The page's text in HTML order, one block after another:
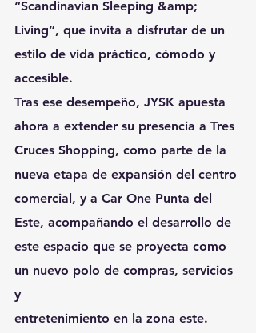
“Scandinavian Sleeping &amp;
Living”, que invita a disfrutar de un
estilo de vida práctico, cómodo y
accesible.
Tras ese desempeño, JYSK apuesta
ahora a extender su presencia a Tres
Cruces Shopping, como parte de la
nueva etapa de expansión del centro
comercial, y a Car One Punta del
Este, acompañando el desarrollo de
este espacio que se proyecta como
un nuevo polo de compras, servicios
y
entretenimiento en la zona este.